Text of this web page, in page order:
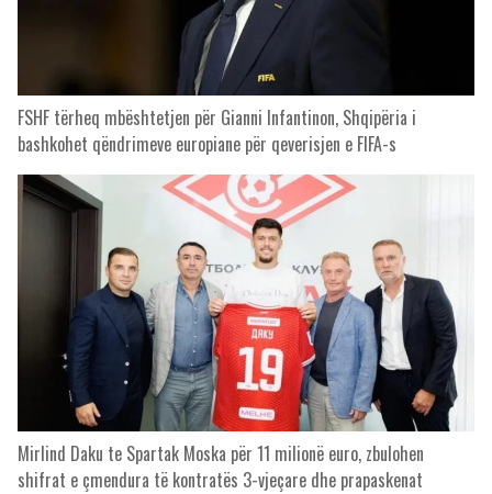
FSHF tërheq mbështetjen për Gianni Infantinon, Shqipëria i
bashkohet qëndrimeve europiane për qeverisjen e FIFA-s
Mirlind Daku te Spartak Moska për 11 milionë euro, zbulohen
shifrat e çmendura të kontratës 3-vjeçare dhe prapaskenat